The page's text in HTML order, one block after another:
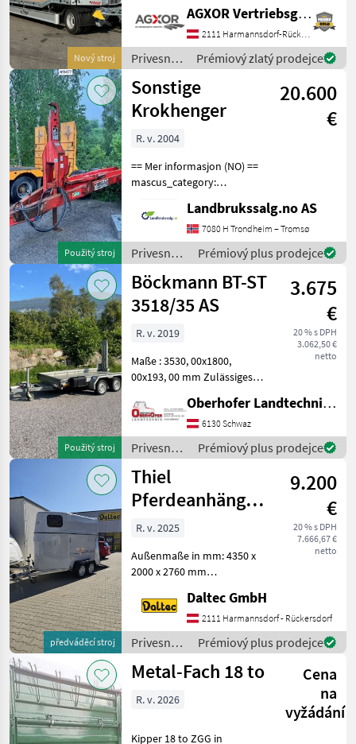
Nový stroj
Schweißkonstruktion
Drehschemel mit kräftigen
Kugeldrehkranz Heckabstüt
AGXOR Vertriebsgesellschaft Ost GmbH
2111 Harmannsdorf-Rückersdorf
Privesné
vozíky /
Fliegl
Prémiový zlatý prodejce
Použitý stroj
Sonstige
Krokhenger
20.600
€
R. v. 2004
== Mer informasjon (NO) ==
mascus_category:
provide reference number
upon request: 9477 See
en.landbrukssalg.no/9477
for more images Specifica
Landbrukssalg.no AS
7080 H Trondheim – Tromsø
Privesné
vozíky /
Sonstige
Prémiový plus prodejce
Použitý stroj
Böckmann BT-ST
3518/35 AS
3.675
€
20 % s DPH
3.062,50 €
netto
R. v. 2019
Maße : 3530, 00x1800,
00x193, 00 mm Zulässiges
Bereifung: 195/50 R 13 C
Felge: 5, 5 J x 13 ET 30
Zweiachs-Modell
Schwerlast-Automatik-Stütz
Oberhofer Landtechnik GmbH
6130 Schwaz
Privesné
vozíky /
Böckmann
Prémiový plus prodejce
předváděcí stroj
Thiel
Pferdeanhänger
1,5
9.200
€
20 % s DPH
7.666,67 €
netto
R. v. 2025
Außenmaße in mm: 4350 x
2000 x 2760 mm
1380 x 2250 mm hz
Gesamtgewicht: 1500 kg /
Eigengewicht: 642 kg
Achsen: 2 gebremst
Seitenwandhöhe:
Daltec GmbH
2111 Harmannsdorf - Rückersdorf
Privesné
vozíky /
Thiel
Prémiový plus prodejce
Metal-Fach 18 to
Cena
na
vyžádání
R. v. 2026
Kipper 18 to ZGG in